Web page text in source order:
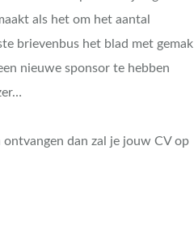
als het om het aantal
brievenbus het blad met gemak
nieuwe sponsor te hebben
dan zal je jouw CV op